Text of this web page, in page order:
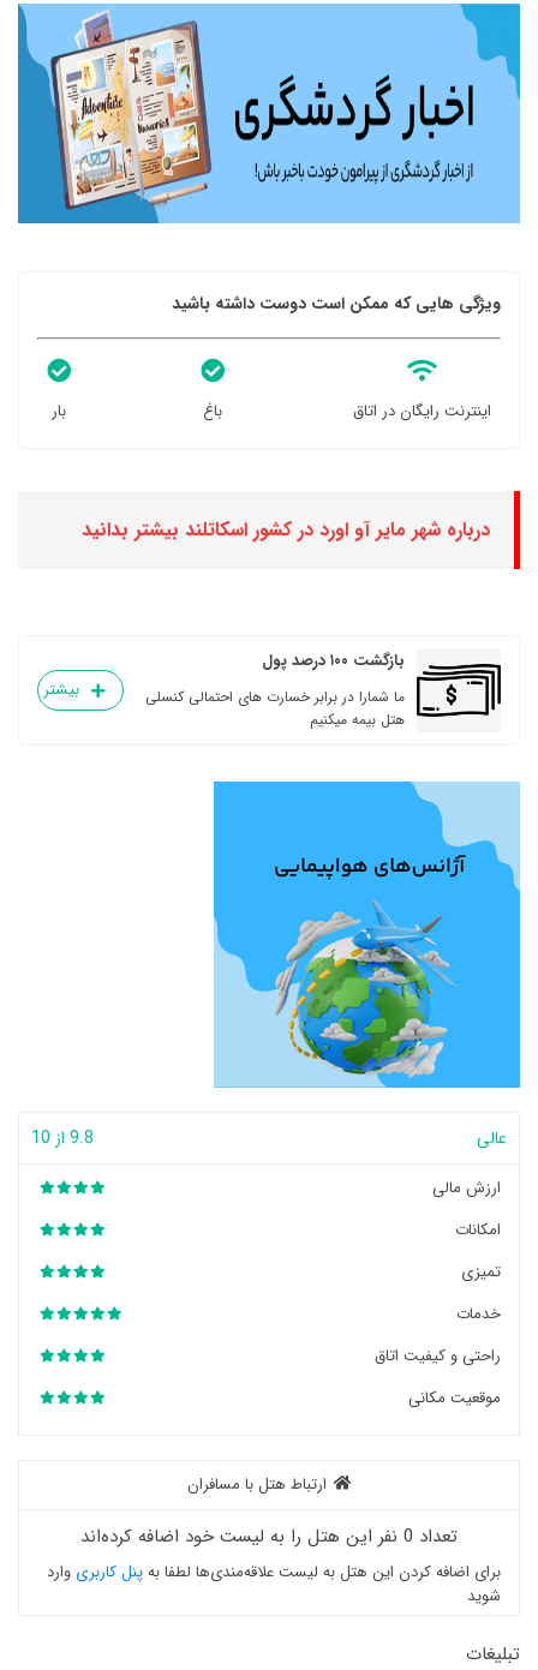
ویژگی هایی که ممکن است دوست داشته باشید
اینترنت رایگان در اتاق باغ بار
درباره شهر مایر آو اورد در کشور اسکاتلند بیشتر بدانید
بازگشت ۱۰۰ درصد پول
ما شمارا در برابر خسارت های احتمالی کنسلی
هتل بیمه میکنیم
بیشتر
عالی 9.8 از 10
ارزش مالی
امکانات
تمیزی
خدمات
راحتی و کیفیت اتاق
موقعیت مکانی
ارتباط هتل با مسافران
تعداد 0 نفر این هتل را به لیست خود اضافه کرده‌اند
برای اضافه کردن این هتل به لیست علاقه‌مندی‌ها لطفا بهپنل کاربری وارد
شوید
تبلیغات